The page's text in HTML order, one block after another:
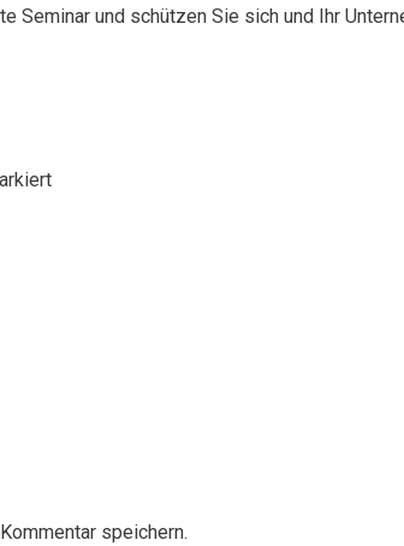
und schützen Sie sich und Ihr
speichern.